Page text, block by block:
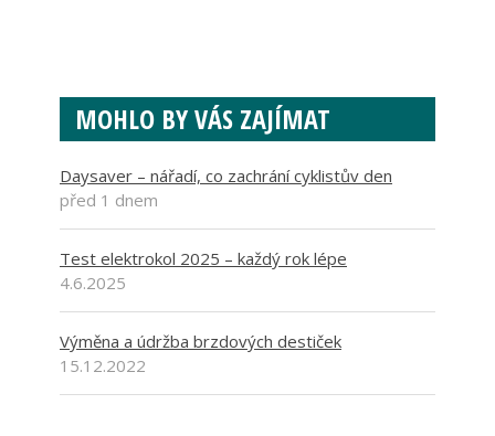
MOHLO BY VÁS ZAJÍMAT
Daysaver – nářadí, co zachrání cyklistův den
před 1 dnem
Test elektrokol 2025 – každý rok lépe
4.6.2025
Výměna a údržba brzdových destiček
15.12.2022